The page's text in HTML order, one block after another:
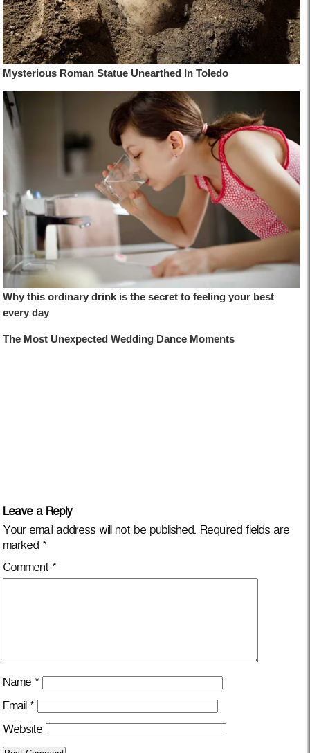
Leave a Reply
Your email address will not be published. Required fields are
marked *
Comment *
Name *
Email *
Website